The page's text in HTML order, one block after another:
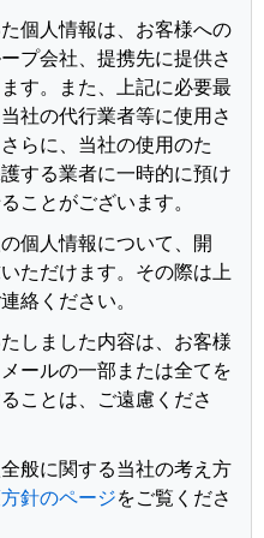
個人情報は、お客様への
プ会社、提携先に提供さ
す。また、上記に必要最
社の代行業者等に使用さ
らに、当社の使用のた
する業者に一時的に預け
ことがございます。
個人情報について、開
ただけます。その際は上
絡ください。
しました内容は、お客様
ールの一部または全てを
ことは、ご遠慮くださ
般に関する当社の考え方
針のページをご覧くださ